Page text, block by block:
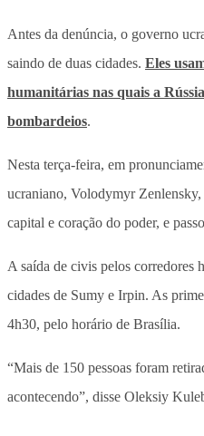
Antes da denúncia, o governo
saindo de duas cidades. Eles
humanitárias nas quais a
bombardeios.
Nesta terça-feira, em
ucraniano, Volodymyr
capital e coração do poder, e
A saída de civis pelos corredores
cidades de Sumy e Irpin. As
4h30, pelo horário de Brasília.
“Mais de 150 pessoas foram
acontecendo”, disse Oleksiy